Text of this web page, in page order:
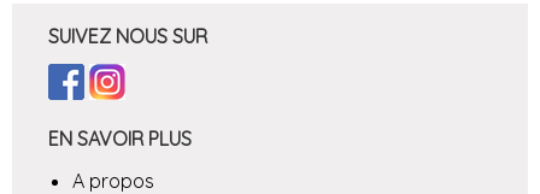
SUIVEZ NOUS SUR
EN SAVOIR PLUS
A propos